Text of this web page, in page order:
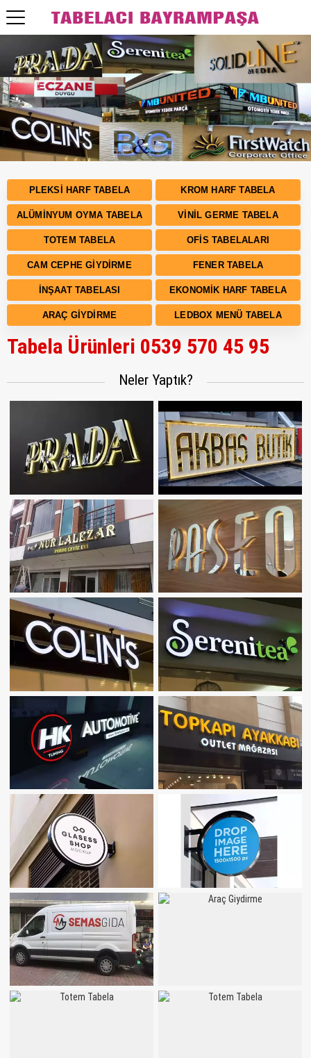
Bizden Fiyat Almadan Tabela Yaptırmayın!
PLEKSI HARF TABELA KROM HARF TABELA
ALÜMINYUM OYMA TABELA VINIL GERME TABELA
TOTEM TABELA OFIS TABELALARI
CAM CEPHE GIYDIRME FENER TABELA
İNŞAAT TABELASI EKONOMIK HARF TABELA
ARAÇ GIYDIRME LEDBOX MENÜ TABELA
Tabela Ürünleri 0539 570 45 95
Neler Yaptık?